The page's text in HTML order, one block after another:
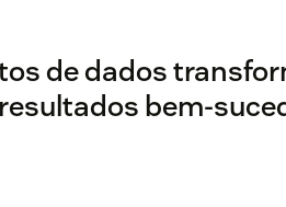
de dados
resultados bem-